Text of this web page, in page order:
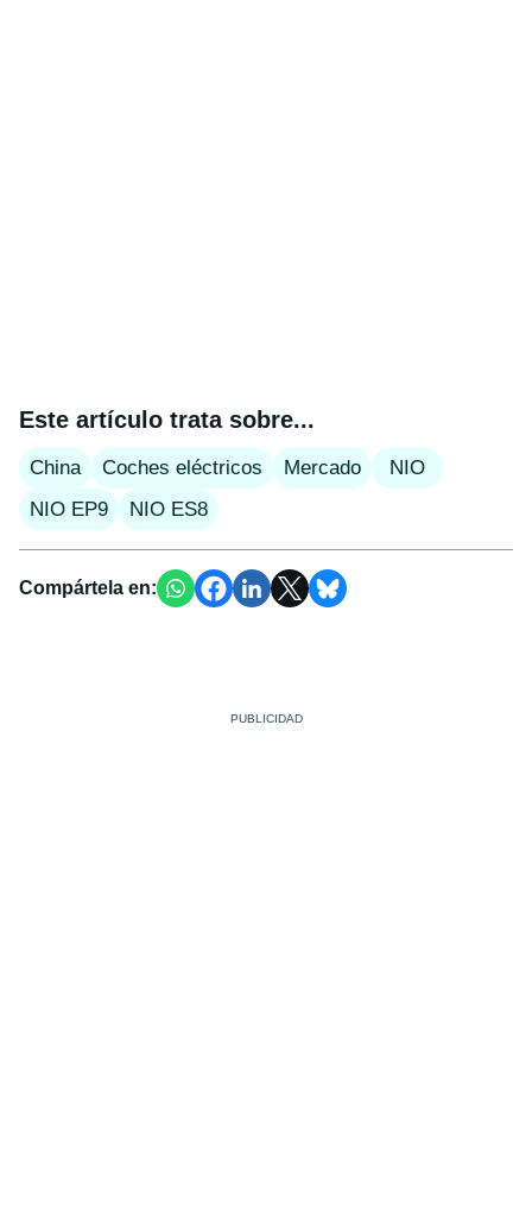
Este artículo trata sobre...
China Coches eléctricos Mercado
NIO
NIO EP9
NIO ES8
Compártela en: